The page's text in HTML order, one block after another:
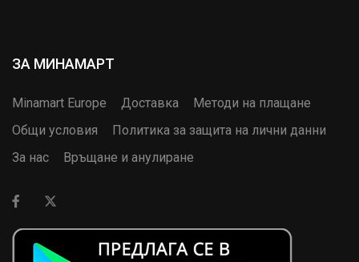
ЗА МИНАМАРТ
Minamart Europe Доставка
Методи на плащане
Общи условия
Политика за защита на лични данни
За нас
Връщане и анулиране